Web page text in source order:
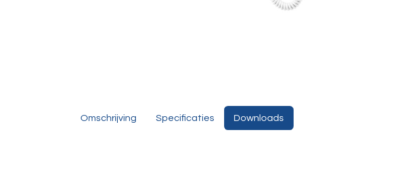
Omschrijving Specificaties Downloads